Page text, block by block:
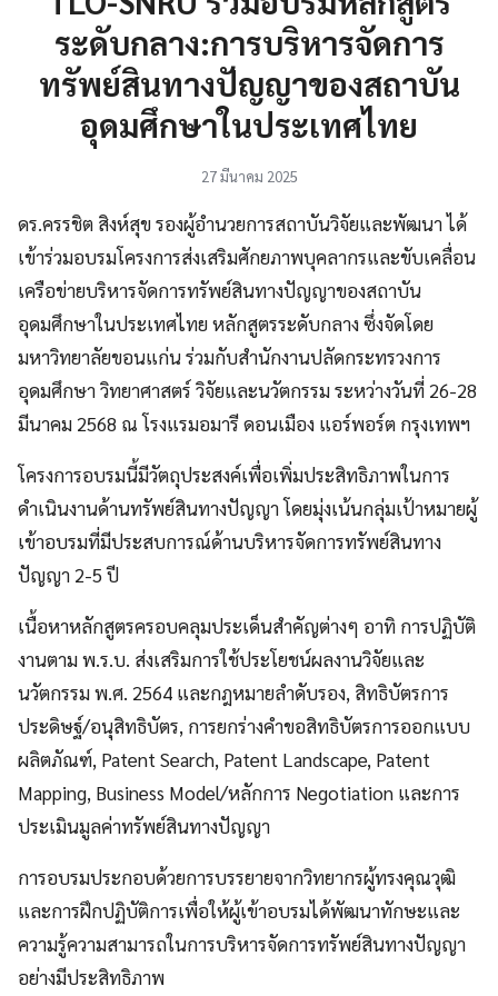
ระดับกลาง:การบริหารจัดการ
ทรัพย์สินทางปัญญาของสถาบัน
อุดมศึกษาในประเทศไทย
27 มีนาคม 2025
ดร.ครรชิต สิงห์สุข รองผู้อำนวยการสถาบันวิจัยและพัฒนา ได้
เข้าร่วมอบรมโครงการส่งเสริมศักยภาพบุคลากรและขับเคลื่อน
เครือข่ายบริหารจัดการทรัพย์สินทางปัญญาของสถาบัน
อุดมศึกษาในประเทศไทย หลักสูตรระดับกลาง ซึ่งจัดโดย
มหาวิทยาลัยขอนแก่น ร่วมกับสำนักงานปลัดกระทรวงการ
อุดมศึกษา วิทยาศาสตร์ วิจัยและนวัตกรรม ระหว่างวันที่ 26-28
มีนาคม 2568 ณ โรงแรมอมารี ดอนเมือง แอร์พอร์ต กรุงเทพฯ
โครงการอบรมนี้มีวัตถุประสงค์เพื่อเพิ่มประสิทธิภาพในการ
ดำเนินงานด้านทรัพย์สินทางปัญญา โดยมุ่งเน้นกลุ่มเป้าหมายผู้
เข้าอบรมที่มีประสบการณ์ด้านบริหารจัดการทรัพย์สินทาง
ปัญญา 2-5 ปี
เนื้อหาหลักสูตรครอบคลุมประเด็นสำคัญต่างๆ อาทิ การปฏิบัติ
งานตาม พ.ร.บ. ส่งเสริมการใช้ประโยชน์ผลงานวิจัยและ
นวัตกรรม พ.ศ. 2564 และกฎหมายลำดับรอง, สิทธิบัตรการ
ประดิษฐ์/อนุสิทธิบัตร, การยกร่างคำขอสิทธิบัตรการออกแบบ
ผลิตภัณฑ์, Patent Search, Patent Landscape, Patent
Mapping, Business Model/หลักการ Negotiation และการ
ประเมินมูลค่าทรัพย์สินทางปัญญา
การอบรมประกอบด้วยการบรรยายจากวิทยากรผู้ทรงคุณวุฒิ
และการฝึกปฏิบัติการเพื่อให้ผู้เข้าอบรมได้พัฒนาทักษะและ
ความรู้ความสามารถในการบริหารจัดการทรัพย์สินทางปัญญา
อย่างมีประสิทธิภาพ